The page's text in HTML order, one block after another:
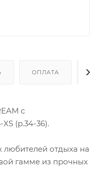
ОПЛАТА
с
(р.34-36).
любителей отдыха на
гамме из прочных